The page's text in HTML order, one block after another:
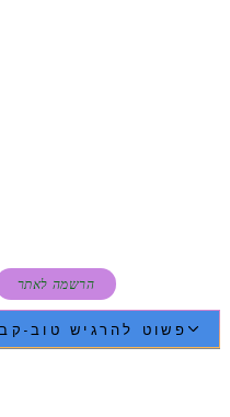
הרשמה לאתר
פשוט להרגיש טוב-